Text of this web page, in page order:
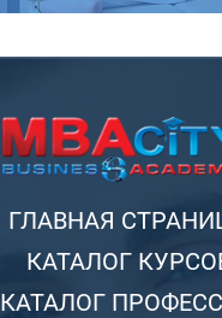
ГЛАВНАЯ
КАТАЛОГ
КАТАЛОГ